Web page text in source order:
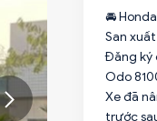
🚘
San
Đăng ký
Odo
Xe đã
trước